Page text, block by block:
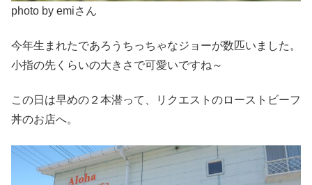
photo by emiさん
今年生まれたであろうちっちゃなジョーが数匹いました。
小指の先くらいの大きさで可愛いですね～
この日は早めの２本潜って、リクエストのローストビーフ
丼のお店へ。